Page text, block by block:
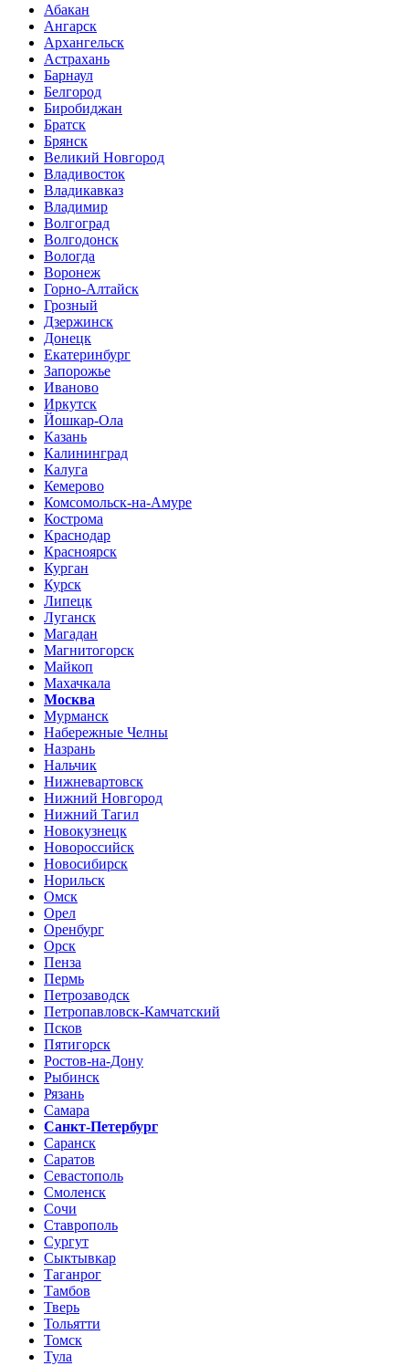
Абакан
Ангарск
Архангельск
Астрахань
Барнаул
Белгород
Биробиджан
Братск
Брянск
Великий Новгород
Владивосток
Владикавказ
Владимир
Волгоград
Волгодонск
Вологда
Воронеж
Горно-Алтайск
Грозный
Дзержинск
Донецк
Екатеринбург
Запорожье
Иваново
Иркутск
Йошкар-Ола
Казань
Калининград
Калуга
Кемерово
Комсомольск-на-Амуре
Кострома
Краснодар
Красноярск
Курган
Курск
Липецк
Луганск
Магадан
Магнитогорск
Майкоп
Махачкала
Москва
Мурманск
Набережные Челны
Назрань
Нальчик
Нижневартовск
Нижний Новгород
Нижний Тагил
Новокузнецк
Новороссийск
Новосибирск
Норильск
Омск
Орел
Оренбург
Орск
Пенза
Пермь
Петрозаводск
Петропавловск-Камчатский
Псков
Пятигорск
Ростов-на-Дону
Рыбинск
Рязань
Самара
Санкт-Петербург
Саранск
Саратов
Севастополь
Смоленск
Сочи
Ставрополь
Сургут
Сыктывкар
Таганрог
Тамбов
Тверь
Тольятти
Томск
Тула